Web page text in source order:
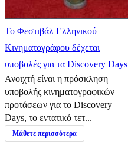
Το Φεστιβάλ Ελληνικού
Κινηματογράφου δέχεται
υποβολές για τα Discovery Days
Ανοιχτή είναι η πρόσκληση
υποβολής κινηματογραφικών
προτάσεων για το Discovery
Days, το εντατικό τετ...
Μάθετε περισσότερα